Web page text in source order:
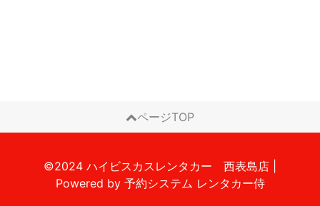
ページTOP
©2024 ハイビスカスレンタカー 西表島店
Powered by 予約システム レンタカー侍